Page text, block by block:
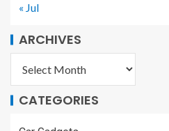
« Jul
ARCHIVES
CATEGORIES